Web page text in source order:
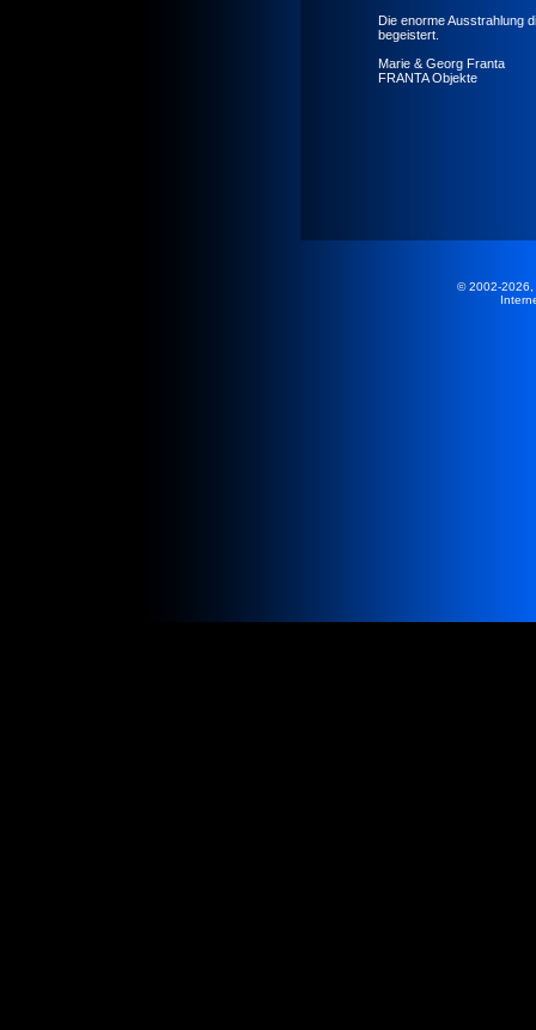
Die enorme Ausstrahlung
begeistert.
Marie & Georg Franta
FRANTA Objekte
© 2002-2026,